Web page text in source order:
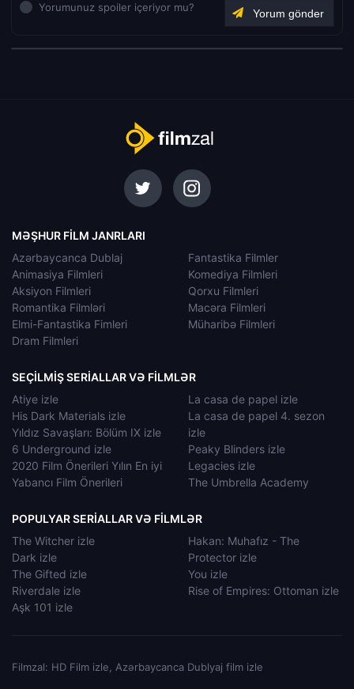
Yorumunuz spoiler içeriyor mu?
MƏŞHUR FILM JANRLARI
Azərbaycanca Dublaj
Animasiya Filmleri
Aksiyon Filmleri
Romantika Filmləri
Elmi-Fantastika Fimleri
Dram Filmleri
Fantastika Filmler
Komediya Filmleri
Qorxu Filmleri
Macəra Filmleri
Müharibə Filmleri
SEÇILMIŞ SERIALLAR VƏ FILMLƏR
Atiye izle
His Dark Materials izle
Yıldız Savaşları: Bölüm IX izle
6 Underground izle
2020 Film Önerileri Yılın En iyi
Yabancı Film Önerileri
La casa de papel izle
La casa de papel 4. sezon
izle
Peaky Blinders izle
Legacies izle
The Umbrella Academy
POPULYAR SERIALLAR VƏ FILMLƏR
The Witcher izle
Dark izle
The Gifted izle
Riverdale izle
Aşk 101 izle
Hakan: Muhafız - The
Protector izle
You izle
Rise of Empires: Ottoman izle
Filmzal: HD Film izle, Azərbaycanca Dublyaj film izle